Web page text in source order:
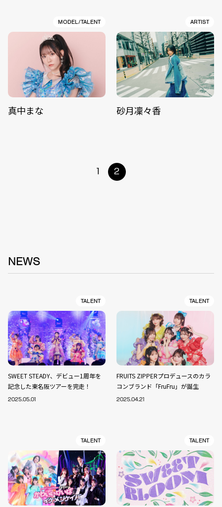
MODEL/TALENT
真中まな
ARTIST
砂月凜々香
1 2
NEWS
TALENT
SWEET STEADY、デビュー1周年を
記念した東名阪ツアーを完走！
2025.05.01
TALENT
FRUITS ZIPPERプロデュースのカラ
コンブランド「FruFru」が誕生
2025.04.21
TALENT TALENT